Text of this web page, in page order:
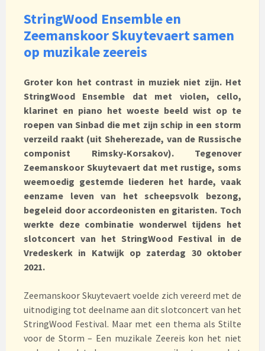
StringWood Ensemble en
Zeemanskoor Skuytevaert samen
op muzikale zeereis
Groter kon het contrast in muziek niet zijn. Het
StringWood Ensemble dat met violen, cello,
klarinet en piano het woeste beeld wist op te
roepen van Sinbad die met zijn schip in een storm
verzeild raakt (uit Sheherezade, van de Russische
componist Rimsky-Korsakov). Tegenover
Zeemanskoor Skuytevaert dat met rustige, soms
weemoedig gestemde liederen het harde, vaak
eenzame leven van het scheepsvolk bezong,
begeleid door accordeonisten en gitaristen. Toch
werkte deze combinatie wonderwel tijdens het
slotconcert van het StringWood Festival in de
Vredeskerk in Katwijk op zaterdag 30 oktober
2021.
Zeemanskoor Skuytevaert voelde zich vereerd met de
uitnodiging tot deelname aan dit slotconcert van het
StringWood Festival. Maar met een thema als Stilte
voor de Storm – Een muzikale Zeereis kon het niet